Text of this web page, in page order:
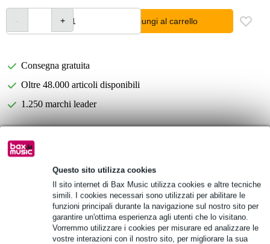
Questo sito utilizza cookies
Il sito internet di Bax Music utilizza cookies e altre tecniche
simili. I cookies necessari sono utilizzati per abilitare le
funzioni principali durante la navigazione sul nostro sito per
garantire un'ottima esperienza agli utenti che lo visitano.
Vorremmo utilizzare i cookies per misurare ed analizzare le
vostre interazioni con il nostro sito, per migliorare la sua
Aggiungi al carrello
Consegna gratuita
Oltre 48.000 articoli disponibili
1.250 marchi leader
25,25 € di premio
Informazioni sul prodotto
Allen & Heath IP1
colore: bianco